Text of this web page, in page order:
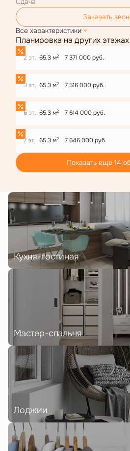
Заказать
Все характеристики
Планировка на других этажах
2 эт. 65.3 м2 7 371 000 руб.
3 эт. 65.3 м2 7 516 000 руб.
6 эт. 65.3 м2 7 614 000 руб.
7 эт. 65.3 м2 7 646 000 руб.
Показать еще 14
Кухня-гостиная
Мастер-спальня
Лоджии